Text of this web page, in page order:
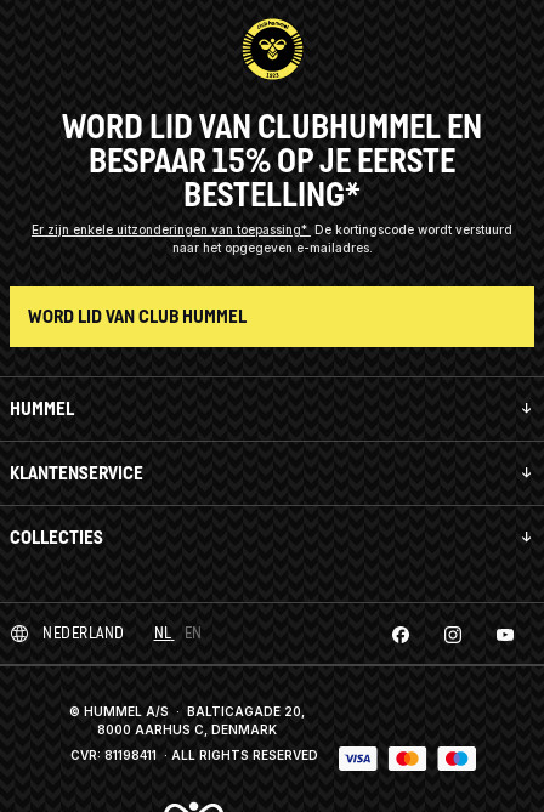
HUMMEL
KLANTENSERVICE
COLLECTIES
WORD LID VAN CLUBHUMMEL EN
BESPAAR 15% OP JE EERSTE
BESTELLING*
Er zijn enkele uitzonderingen van toepassing* De kortingscode wordt verstuurd
naar het opgegeven e-mailadres.
WORD LID VAN CLUB HUMMEL
NEDERLAND NL EN
© HUMMEL A/S · BALTICAGADE 20,
8000 AARHUS C, DENMARK
CVR: 81198411 · ALL RIGHTS RESERVED